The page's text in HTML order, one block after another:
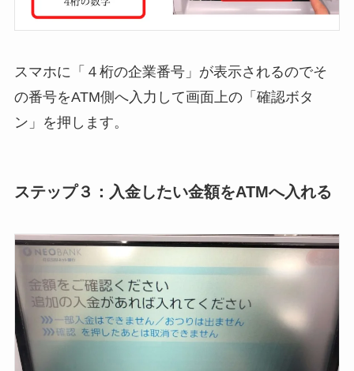
スマホに「４桁の企業番号」が表示されるのでそ
の番号をATM側へ入力して画面上の「確認ボタ
ン」を押します。
ステップ３：入金したい金額をATMへ入れる